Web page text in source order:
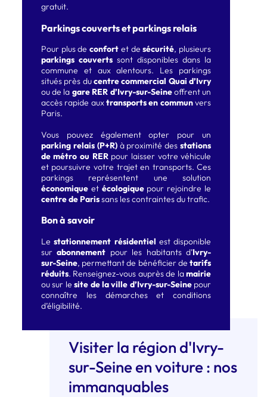
gratuit.
Parkings couverts et parkings relais
Pour plus deconfort et desécurité, plusieurs
parkings couvertssont disponibles dans la
commune et aux alentours. Les parkings
situés près ducentre commercial Quai d’Ivry
ou de la gare RER d’Ivry-sur-Seineoffrent un
accès rapide auxtransports en communvers
Paris.
Vous pouvez également opter pour un
parking relais (P+R)à proximité desstations
de métro ou RERpour laisser votre véhicule
et poursuivre votre trajet en transports. Ces
parkings représentent une solution
économiqueet écologiquepour rejoindre le
centre de Parissans les contraintes du trafic.
Bon à savoir
Lestationnement résidentiel est disponible
surabonnement pour les habitants d’Ivry-
sur-Seine, permettant de bénéficier detarifs
réduits. Renseignez-vous auprès de lamairie
ou sur lesite de la ville d’Ivry-sur-Seinepour
connaître les démarches et conditions
d’éligibilité.
Visiter la région d'Ivry-
sur-Seine en voiture : nos
immanquables